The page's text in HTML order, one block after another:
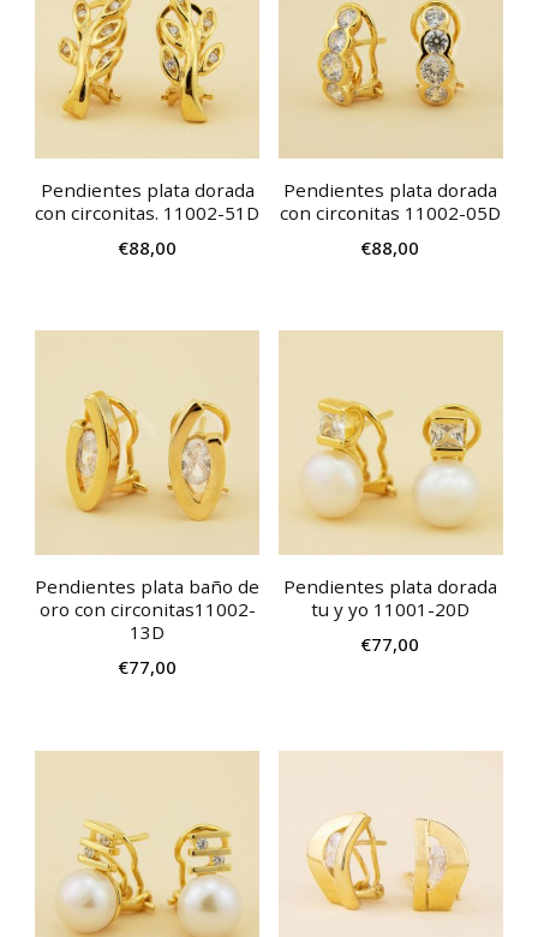
Pendientes plata dorada
con circonitas. 11002-51D
€88,00
Pendientes plata dorada
con circonitas 11002-05D
€88,00
Pendientes plata baño de
oro con circonitas11002-
13D
€77,00
Pendientes plata dorada
tu y yo 11001-20D
€77,00